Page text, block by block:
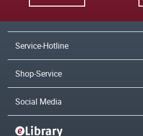
Service-Hotline
Shop-Service
Social Media